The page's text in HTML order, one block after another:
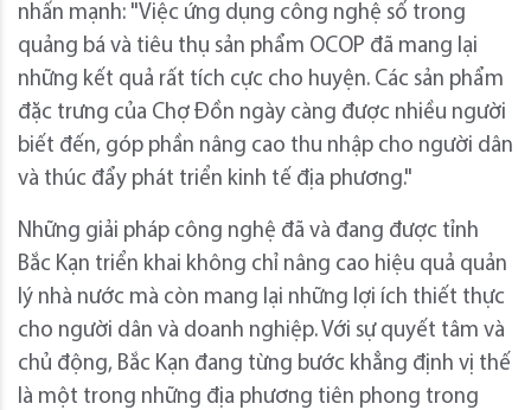
nhấn mạnh: "Việc ứng dụng công nghệ số trong
quảng bá và tiêu thụ sản phẩm OCOP đã mang lại
những kết quả rất tích cực cho huyện. Các sản phẩm
đặc trưng của Chợ Đồn ngày càng được nhiều người
biết đến, góp phần nâng cao thu nhập cho người dân
và thúc đẩy phát triển kinh tế địa phương."
Những giải pháp công nghệ đã và đang được tỉnh
Bắc Kạn triển khai không chỉ nâng cao hiệu quả quản
lý nhà nước mà còn mang lại những lợi ích thiết thực
cho người dân và doanh nghiệp. Với sự quyết tâm và
chủ động, Bắc Kạn đang từng bước khẳng định vị thế
là một trong những địa phương tiên phong trong